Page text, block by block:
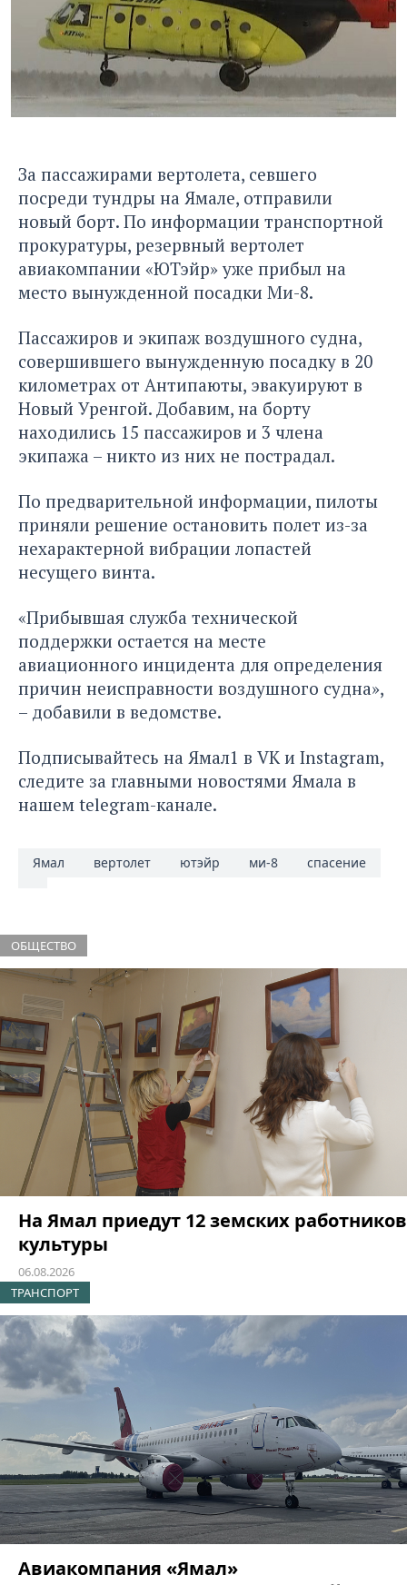
За пассажирами вертолета, севшего
посреди тундры на Ямале, отправили
новый борт. По информации транспортной
прокуратуры, резервный вертолет
авиакомпании «ЮТэйр» уже прибыл на
место вынужденной посадки Ми-8.
Пассажиров и экипаж воздушного судна,
совершившего вынужденную посадку в 20
километрах от Антипаюты, эвакуируют в
Новый Уренгой. Добавим, на борту
находились 15 пассажиров и 3 члена
экипажа – никто из них не пострадал.
По предварительной информации, пилоты
приняли решение остановить полет из-за
нехарактерной вибрации лопастей
несущего винта.
«Прибывшая служба технической
поддержки остается на месте
авиационного инцидента для определения
причин неисправности воздушного судна»,
– добавили в ведомстве.
Подписывайтесь на Ямал1 в VK и Instagram,
следите за главными новостями Ямала в
нашем telegram-канале.
Ямал вертолет ютэйр ми-8 спасение
ОБЩЕСТВО
На Ямал приедут 12 земских работников
культуры
06.08.2026
ТРАНСПОРТ
Авиакомпания «Ямал»